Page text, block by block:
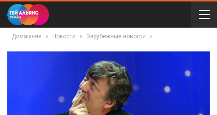
Домашняя Новости Зарубежные новости